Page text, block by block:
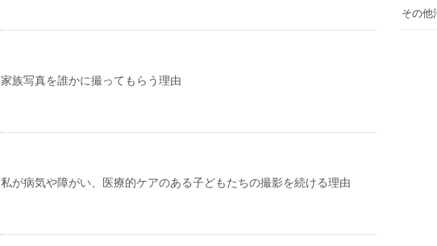
家族写真を誰かに撮ってもらう理由
私が病気や障がい、医療的ケアのある子どもたちの撮影を続ける理由
その他